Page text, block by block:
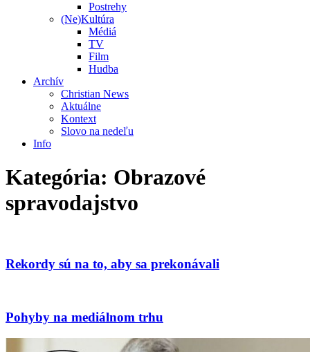
Postrehy
(Ne)Kultúra
Médiá
TV
Film
Hudba
Archív
Christian News
Aktuálne
Kontext
Slovo na nedeľu
Info
Kategória: Obrazové
spravodajstvo
Rekordy sú na to, aby sa prekonávali
Pohyby na mediálnom trhu